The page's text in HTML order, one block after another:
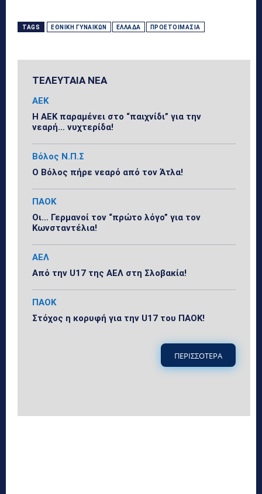
TAGS ΕΘΝΙΚΉ ΓΥΝΑΙΚΏΝ ΕΛΛΆΔΑ ΠΡΟΕΤΟΙΜΑΣΊΑ
ΤΕΛΕΥΤΑΙΑ ΝΕΑ
ΑΕΚ
Η ΑΕΚ παραμένει στο “παιχνίδι” για την
νεαρή… νυχτερίδα!
Βόλος Ν.Π.Σ
Ο Βόλος πήρε νεαρό από τον Άτλα!
ΠΑΟΚ
Οι… Γερμανοί τον “πρώτο λόγο” για τον
Κωνσταντέλια!
ΑΕΛ
Από την U17 της ΑΕΛ στη Σλοβακία!
ΠΑΟΚ
Στόχος η κορυφή για την U17 του ΠΑΟΚ!
ΠΕΡΙΣΣΟΤΕΡΑ